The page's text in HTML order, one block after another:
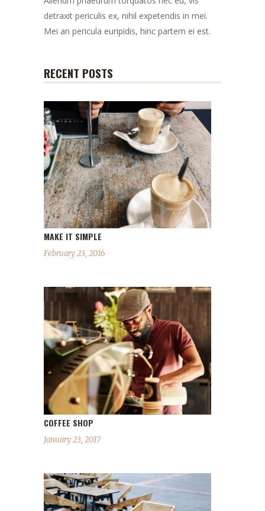
detraxit periculis ex, nihil expetendis in mei.
Mei an pericula euripidis, hinc partem ei est.
RECENT POSTS
MAKE IT SIMPLE
February 23, 2016
COFFEE SHOP
January 23, 2017